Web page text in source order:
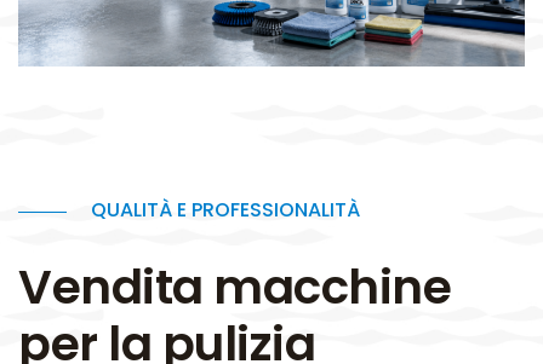
QUALITÀ E PROFESSIONALITÀ
Vendita macchine
per la pulizia